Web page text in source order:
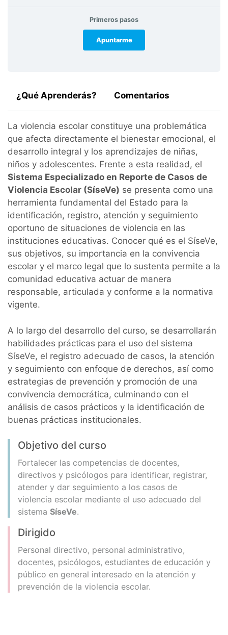
Primeros pasos
Apuntarme
¿Qué Aprenderás? Comentarios
La violencia escolar constituye una problemática
que afecta directamente el bienestar emocional, el
desarrollo integral y los aprendizajes de niñas,
niños y adolescentes. Frente a esta realidad, el
Sistema Especializado en Reporte de Casos de
Violencia Escolar (SíseVe) se presenta como una
herramienta fundamental del Estado para la
identificación, registro, atención y seguimiento
oportuno de situaciones de violencia en las
instituciones educativas. Conocer qué es el SíseVe,
sus objetivos, su importancia en la convivencia
escolar y el marco legal que lo sustenta permite a la
comunidad educativa actuar de manera
responsable, articulada y conforme a la normativa
vigente.
A lo largo del desarrollo del curso, se desarrollarán
habilidades prácticas para el uso del sistema
SíseVe, el registro adecuado de casos, la atención
y seguimiento con enfoque de derechos, así como
estrategias de prevención y promoción de una
convivencia democrática, culminando con el
análisis de casos prácticos y la identificación de
buenas prácticas institucionales.
Objetivo del curso
Fortalecer las competencias de docentes,
directivos y psicólogos para identificar, registrar,
atender y dar seguimiento a los casos de
violencia escolar mediante el uso adecuado del
sistema SíseVe.
Dirigido
Personal directivo, personal administrativo,
docentes, psicólogos, estudiantes de educación y
público en general interesado en la atención y
prevención de la violencia escolar.